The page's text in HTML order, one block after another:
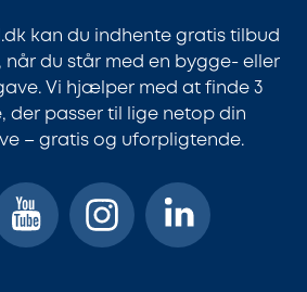
kan du indhente gratis tilbud
du står med en bygge- eller
Vi hjælper med at finde 3
der passer til lige netop din
– gratis og uforpligtende.